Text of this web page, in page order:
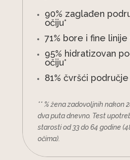
90% zaglađen
očiju*
71% bore i fine
95% hidratizovan
očiju*
81% čvršći
** % žena zadovoljnih nakon
dva puta dnevno. Test
starosti od 33 do 64 godine
očima).